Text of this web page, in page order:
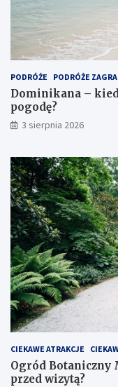
PODRÓŻE PODRÓŻE
Dominikana –
pogodę?
3 sierpnia 2026
CIEKAWE ATRAKCJE
Ogród Botaniczny
przed wizytą?